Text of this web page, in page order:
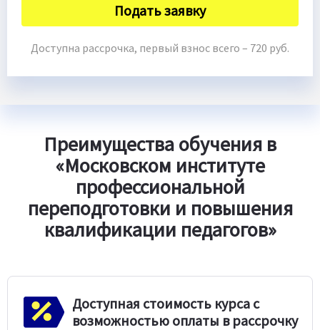
Подать заявку
Доступна рассрочка, первый взнос всего – 720 руб.
Преимущества обучения в
«Московском институте
профессиональной
переподготовки и повышения
квалификации педагогов»
Доступная стоимость курса с
возможностью оплаты в рассрочку